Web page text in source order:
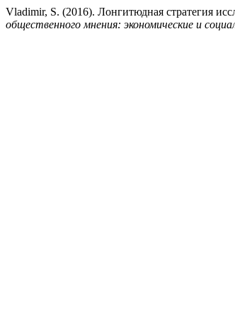
Vladimir, S. (2016). Лонгитюдная стратегия
общественного мнения: экономические и